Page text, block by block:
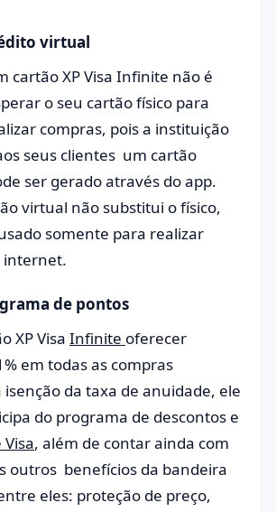
virtual
cartão XP Visa Infinite não é
o seu cartão físico para
compras, pois a instituição
seus clientes um cartão
ser gerado através do app.
virtual não substitui o físico,
somente para realizar
internet.
de pontos
XP Visa Infinite oferecer
em todas as compras
isenção da taxa de anuidade, ele
do programa de descontos e
Visa, além de contar ainda com
outros benefícios da bandeira
eles: proteção de preço,